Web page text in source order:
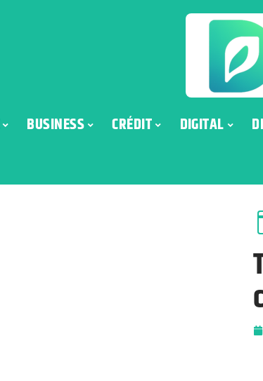
BUSINESS CRÉDIT DIGITAL